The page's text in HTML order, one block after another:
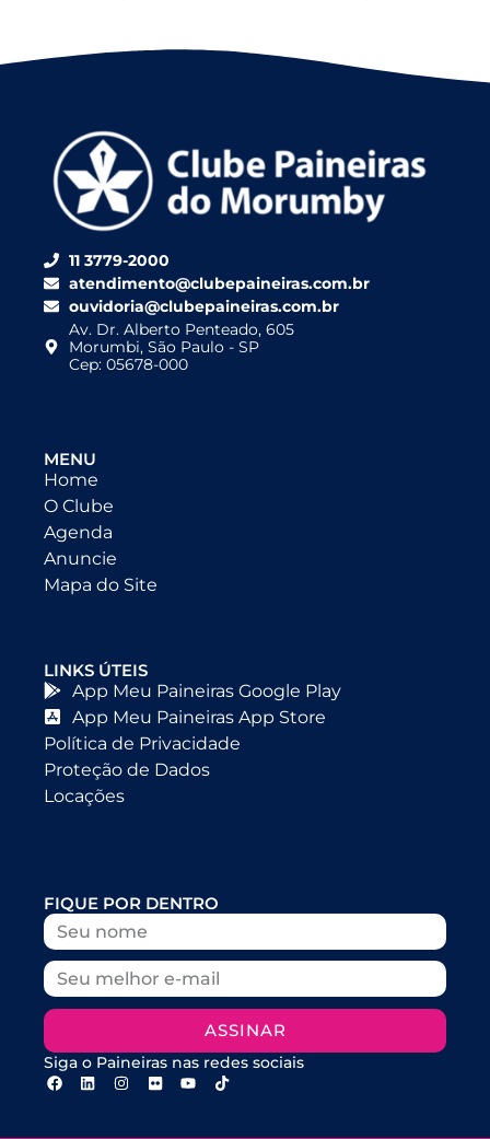
11 3779-2000
atendimento@clubepaineiras.com.br
ouvidoria@clubepaineiras.com.br
Av. Dr. Alberto Penteado, 605
Morumbi, São Paulo - SP
Cep: 05678-000
MENU
Home
O Clube
Agenda
Anuncie
Mapa do Site
LINKS ÚTEIS
App Meu Paineiras Google Play
App Meu Paineiras App Store
Política de Privacidade
Proteção de Dados
Locações
FIQUE POR DENTRO
ASSINAR
Siga o Paineiras nas redes sociais